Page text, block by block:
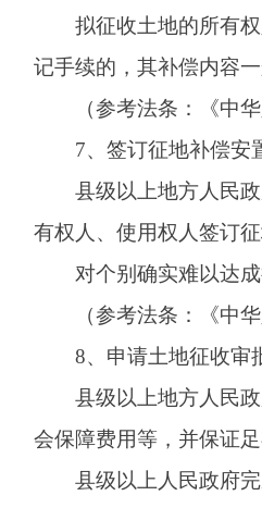
9、发布土地征收公告
征收土地申请经依法批准后
（镇）和村、村民小组范围内发
（参考法条：《中华人民共
10、作出征地补偿安置决定
其他被征收人签订的补偿协议等
（参考法条：《中华人民共